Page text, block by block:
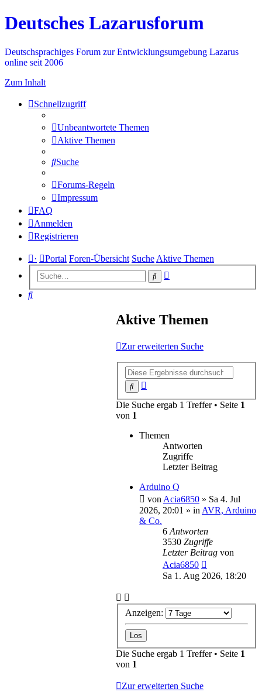
Deutsches Lazarusforum
Deutschsprachiges Forum zur Entwicklungsumgebung Lazarus
online seit 2006
Zum Inhalt
Schnellzugriff
Unbeantwortete Themen
Aktive Themen
Suche
Forums-Regeln
Impressum
FAQ
Anmelden
Registrieren
· Portal Foren-Übersicht Suche Aktive Themen
Suche
Suche
Aktive Themen
Zur erweiterten Suche
Suche
Die Suche ergab 1 Treffer • Seite 1
von 1
Themen
Antworten
Zugriffe
Letzter Beitrag
Arduino Q
von Acia6850 » Sa 4. Jul
2026, 20:01 » in AVR, Arduino
& Co.
6 Antworten
3530 Zugriffe
Letzter Beitrag von
Acia6850
Sa 1. Aug 2026, 18:20
Anzeigen:
Die Suche ergab 1 Treffer • Seite 1
von 1
Zur erweiterten Suche